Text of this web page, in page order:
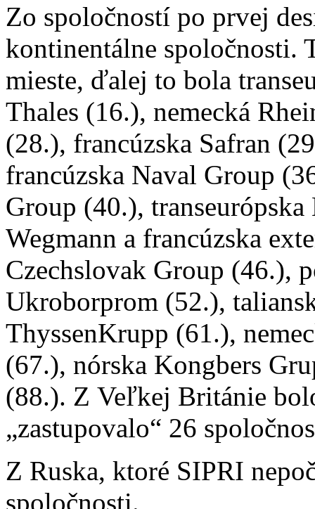
Zo spoločností po prvej
kontinentálne spoločnosti.
mieste, ďalej to bola
Thales (16.), nemecká
(28.), francúzska Safran
francúzska Naval Group
Group (40.),
Wegmann a francúzska
Czechslovak Group (46.),
Ukroborprom (52.),
ThyssenKrupp (61.),
(67.), nórska Kongbers
(88.). Z Veľkej Británie
„zastupovalo“ 26
Z Ruska, ktoré SIPRI
spoločnosti.